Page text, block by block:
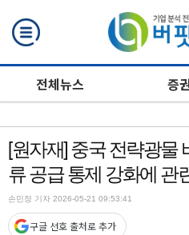
전체뉴스 증
[원자재] 중국 전략광
류 공급 통제 강화에 관
손민정 기자 2026-05-21 09:53:41
구글 선호 출처로 추가